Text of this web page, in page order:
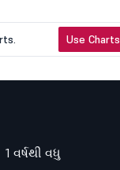
Use Charts
1 વર્ષથી વધુ